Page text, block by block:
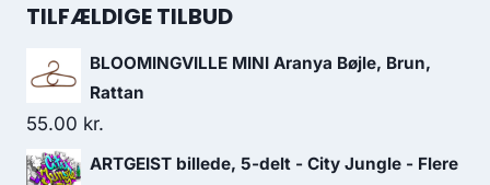
TILFÆLDIGE TILBUD
BLOOMINGVILLE MINI Aranya Bøjle, Brun,
Rattan
55.00 kr.
ARTGEIST billede, 5-delt - City Jungle - Flere